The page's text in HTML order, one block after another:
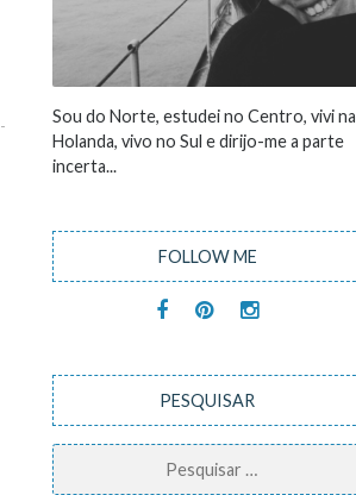
Sou do Norte, estudei no Centro, vivi na
Holanda, vivo no Sul e dirijo-me a parte
incerta...
FOLLOW ME
PESQUISAR
Pesquisar
por: